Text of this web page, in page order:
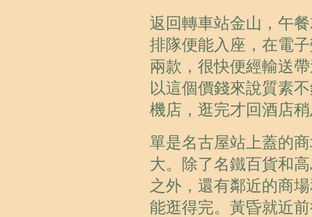
返回轉車站金山，午
排隊便能入座，在電
兩款，很快便經輸送
以這個價錢來說質素
機店，逛完才回酒店
單是名古屋站上蓋的
大。除了名鐵百貨和
之外，還有鄰近的商
能逛得完。黃昏就近